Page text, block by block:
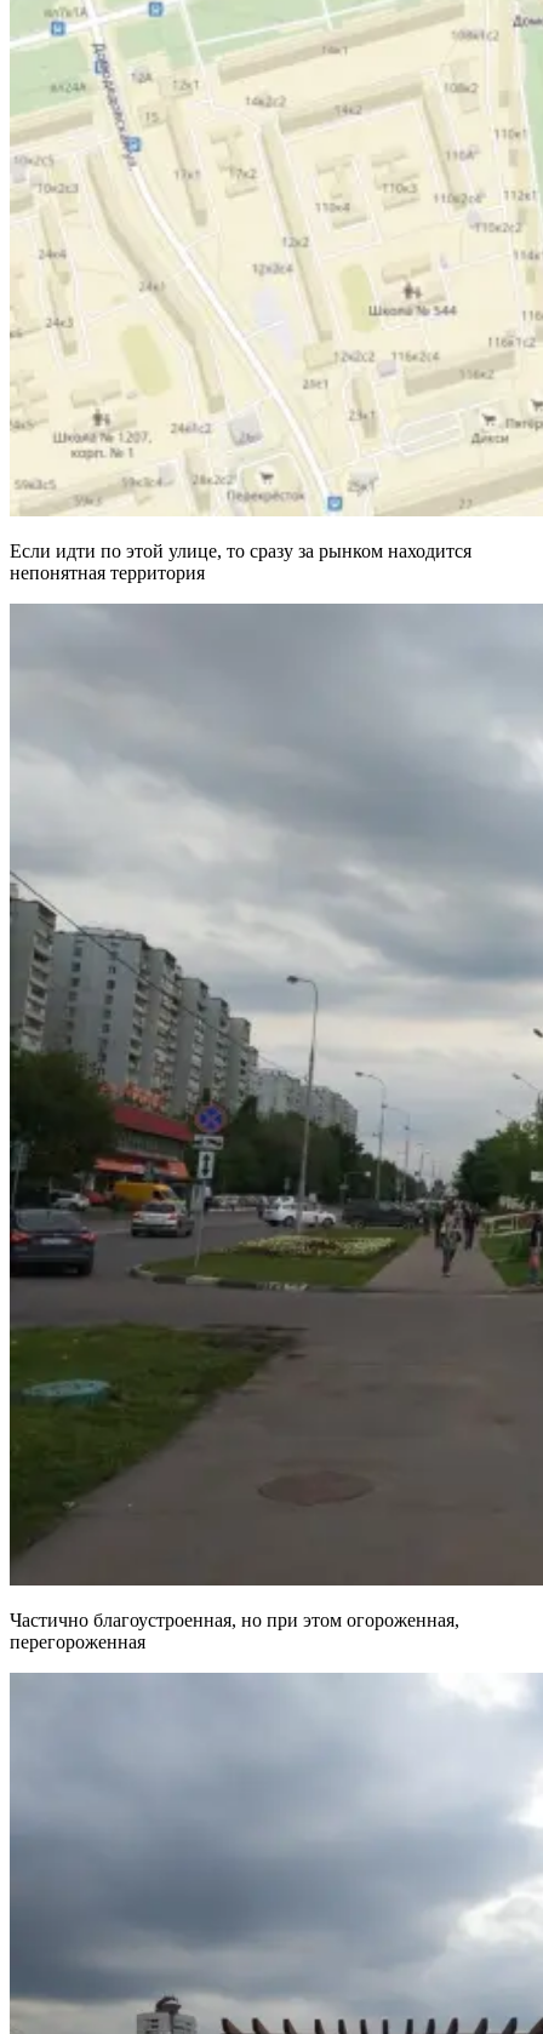
Если идти по этой улице, то сразу за рынком находится
непонятная территория
Частично благоустроенная, но при этом огороженная,
перегороженная